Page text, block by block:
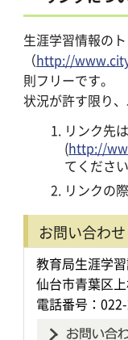
生涯学習情報の
（http://
則フリーです。
状況が許す限り
リンク先
(http://
てください
リンクの
お問い合わせ
教育局生涯学
仙台市青葉区
電話番号：